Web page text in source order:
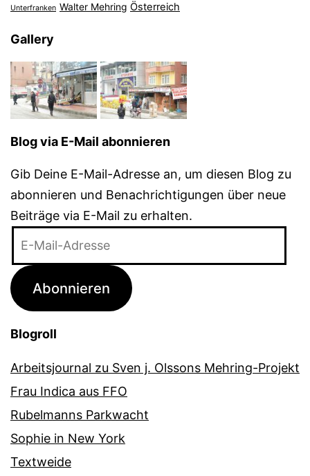
Unterfranken Walter Mehring Österreich
Gallery
Blog via E-Mail abonnieren
Gib Deine E-Mail-Adresse an, um diesen Blog zu
abonnieren und Benachrichtigungen über neue
Beiträge via E-Mail zu erhalten.
Adresse
Abonnieren
Blogroll
Arbeitsjournal zu Sven j. Olssons Mehring-Projekt
Frau Indica aus FFO
Rubelmanns Parkwacht
Sophie in New York
Textweide